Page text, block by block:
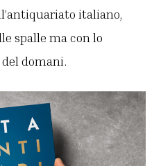
italiano,
spalle ma con lo
domani.